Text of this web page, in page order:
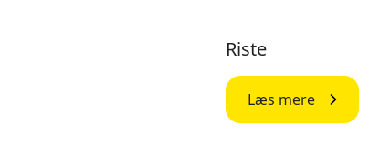
Riste
Læs mere